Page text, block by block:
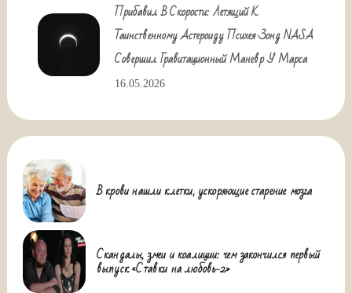
Прибавил В Скорости: Летящий К
Таинственному Астероиду Психея Зонд NASA
Совершил Гравитационный Маневр У Марса
16.05.2026
В крови нашли клетки, ускоряющие старение мозга
Скандалы, змеи и коалиции: чем закончился первый
выпуск «Ставки на любовь-2»